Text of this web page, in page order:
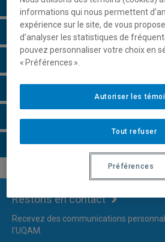
Présentation du programme
Conditions d'admission
Cours à suivre et horaires
Grille de cheminement
Faire une demande d'admission
Plus d'information
Restons en contact
Recevez des communications
l'UQAM.
informations qui nous permettent
expérience sur le site, de vous
d’analyser les statistiques de
pouvez personnaliser votre choix en
« Préférences ».
Tout refuser
Autoriser les
Préférences